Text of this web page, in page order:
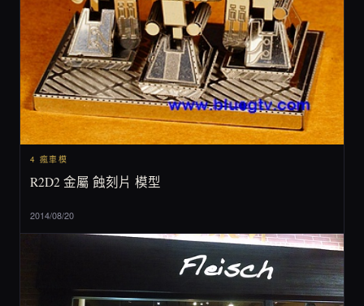
4 瘋車模
R2D2 金屬 蝕刻片 模型
2014/08/20